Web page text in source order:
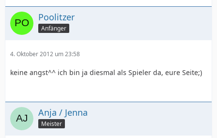
Poolitzer
Anfänger
4. Oktober 2012 um 23:58
keine angst^^ ich bin ja diesmal als Spieler da, eure Seite;)
Anja / Jenna
Meister